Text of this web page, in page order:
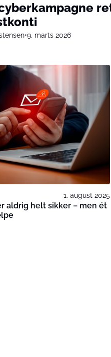
•9. marts 2026
1. august 2025
aldrig helt sikker – men ét